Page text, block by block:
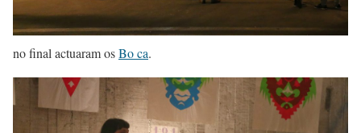
no final actuaram osBo ca.